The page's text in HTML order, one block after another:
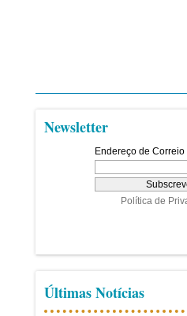
Newsletter
Últimas Notícias